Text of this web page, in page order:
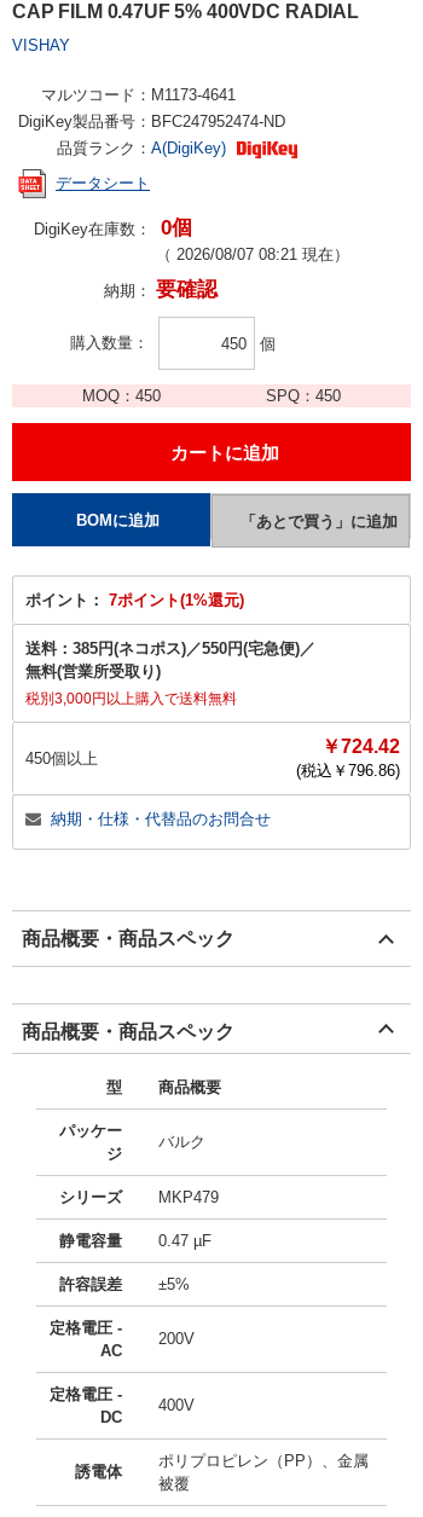
CAP FILM 0.47UF 5% 400VDC RADIAL
VISHAY
マルツコード： M1173-4641
DigiKey製品番号： BFC247952474-ND
品質ランク： A(DigiKey)
データシート
DigiKey在庫数： 0個
（ 2026/08/07 08:21 現在）
納期： 要確認
購入数量 個
MOQ：450 SPQ： 450
ポイント： 7ポイント(1%還元)
送料： 385円(ネコポス)／550円(宅急便)／
無料(営業所受取り)
税別3,000円以上購入で送料無料
450個以上
￥724.42
(税込￥ 796.86)
納期・仕様・代替品のお問合せ
商品概要・商品スペック
商品概要・商品スペック
型 商品概要
パッケー
ジ
バルク
シリーズ MKP479
静電容量 0.47 µF
許容誤差 ±5%
定格電圧 -
AC
200V
定格電圧 -
DC
400V
誘電体
ポリプロピレン（PP）、金属
被覆